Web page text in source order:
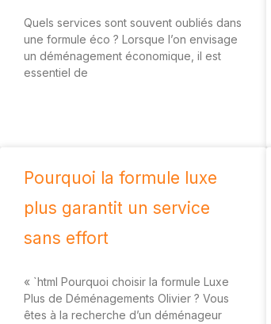
Quels services sont souvent oubliés dans
une formule éco ? Lorsque l’on envisage
un déménagement économique, il est
essentiel de
Pourquoi la formule luxe
plus garantit un service
sans effort
« `html Pourquoi choisir la formule Luxe
Plus de Déménagements Olivier ? Vous
êtes à la recherche d’un déménageur